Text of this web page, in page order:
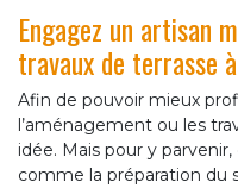
Engagez un artisan
travaux de terrasse
Afin de pouvoir mieux
l’aménagement ou les
idée. Mais pour y
comme la préparation du